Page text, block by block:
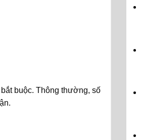
buộc. Thông thường, số